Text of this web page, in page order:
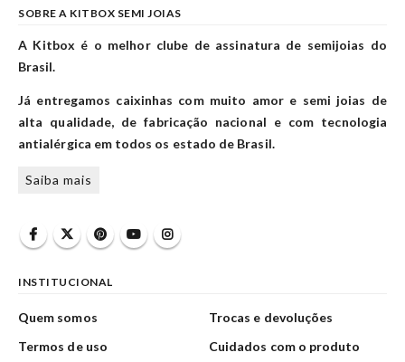
SOBRE A KITBOX SEMI JOIAS
A Kitbox é o melhor clube de assinatura de semijoias do
Brasil.
Já entregamos caixinhas com muito amor e semi joias de
alta qualidade, de fabricação nacional e com tecnologia
antialérgica em todos os estado de Brasil.
Saiba mais
INSTITUCIONAL
Quem somos
Termos de uso
Trocas e devoluções
Cuidados com o produto